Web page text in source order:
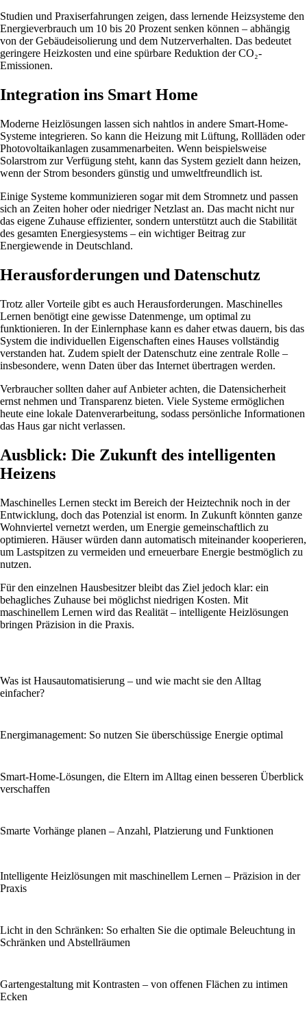
Studien und Praxiserfahrungen zeigen, dass lernende Heizsysteme den
Energieverbrauch um 10 bis 20 Prozent senken können – abhängig
von der Gebäudeisolierung und dem Nutzerverhalten. Das bedeutet
geringere Heizkosten und eine spürbare Reduktion der CO₂-
Emissionen.
Integration ins Smart Home
Moderne Heizlösungen lassen sich nahtlos in andere Smart-Home-
Systeme integrieren. So kann die Heizung mit Lüftung, Rollläden oder
Photovoltaikanlagen zusammenarbeiten. Wenn beispielsweise
Solarstrom zur Verfügung steht, kann das System gezielt dann heizen,
wenn der Strom besonders günstig und umweltfreundlich ist.
Einige Systeme kommunizieren sogar mit dem Stromnetz und passen
sich an Zeiten hoher oder niedriger Netzlast an. Das macht nicht nur
das eigene Zuhause effizienter, sondern unterstützt auch die Stabilität
des gesamten Energiesystems – ein wichtiger Beitrag zur
Energiewende in Deutschland.
Herausforderungen und Datenschutz
Trotz aller Vorteile gibt es auch Herausforderungen. Maschinelles
Lernen benötigt eine gewisse Datenmenge, um optimal zu
funktionieren. In der Einlernphase kann es daher etwas dauern, bis das
System die individuellen Eigenschaften eines Hauses vollständig
verstanden hat. Zudem spielt der Datenschutz eine zentrale Rolle –
insbesondere, wenn Daten über das Internet übertragen werden.
Verbraucher sollten daher auf Anbieter achten, die Datensicherheit
ernst nehmen und Transparenz bieten. Viele Systeme ermöglichen
heute eine lokale Datenverarbeitung, sodass persönliche Informationen
das Haus gar nicht verlassen.
Ausblick: Die Zukunft des intelligenten
Heizens
Maschinelles Lernen steckt im Bereich der Heiztechnik noch in der
Entwicklung, doch das Potenzial ist enorm. In Zukunft könnten ganze
Wohnviertel vernetzt werden, um Energie gemeinschaftlich zu
optimieren. Häuser würden dann automatisch miteinander kooperieren,
um Lastspitzen zu vermeiden und erneuerbare Energie bestmöglich zu
nutzen.
Für den einzelnen Hausbesitzer bleibt das Ziel jedoch klar: ein
behagliches Zuhause bei möglichst niedrigen Kosten. Mit
maschinellem Lernen wird das Realität – intelligente Heizlösungen
bringen Präzision in die Praxis.
Was ist Hausautomatisierung – und wie macht sie den Alltag
einfacher?
Energi­management: So nutzen Sie überschüssige Energie optimal
Smart-Home-Lösungen, die Eltern im Alltag einen besseren Überblick
verschaffen
Smarte Vorhänge planen – Anzahl, Platzierung und Funktionen
Intelligente Heizlösungen mit maschinellem Lernen – Präzision in der
Praxis
Licht in den Schränken: So erhalten Sie die optimale Beleuchtung in
Schränken und Abstellräumen
Gartengestaltung mit Kontrasten – von offenen Flächen zu intimen
Ecken